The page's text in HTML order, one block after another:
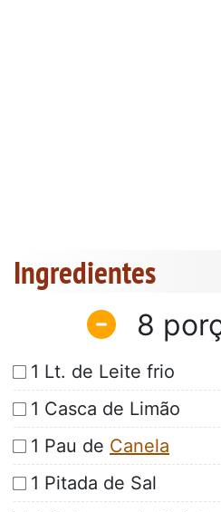
Ingredientes
8
1 Lt. de Leite frio
1 Casca de Limão
1 Pau de Canela
1 Pitada de Sal